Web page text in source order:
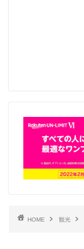
HOME 観光